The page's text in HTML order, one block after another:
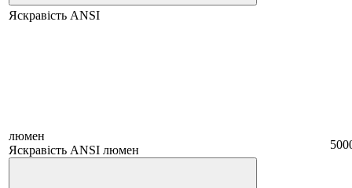
Яскравість ANSI
люмен
Яскравість ANSI люмен